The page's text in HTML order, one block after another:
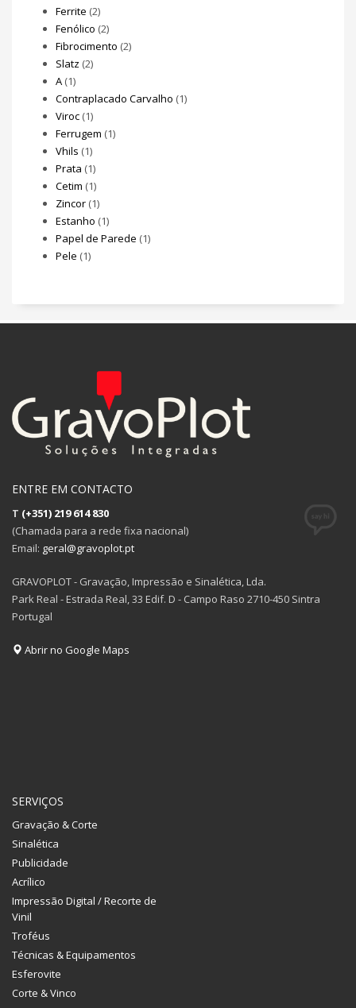
Ferrite (2)
Fenólico (2)
Fibrocimento (2)
Slatz (2)
A (1)
Contraplacado Carvalho (1)
Viroc (1)
Ferrugem (1)
Vhils (1)
Prata (1)
Cetim (1)
Zincor (1)
Estanho (1)
Papel de Parede (1)
Pele (1)
ENTRE EM CONTACTO
T (+351) 219 614 830
(Chamada para a rede fixa nacional)
Email: geral@gravoplot.pt
GRAVOPLOT - Gravação, Impressão e Sinalética, Lda.
Park Real - Estrada Real, 33 Edif. D - Campo Raso 2710-450 Sintra
Portugal
Abrir no Google Maps
SERVIÇOS
Gravação & Corte
Sinalética
Publicidade
Acrílico
Impressão Digital / Recorte de
Vinil
Troféus
Técnicas & Equipamentos
Esferovite
Corte & Vinco